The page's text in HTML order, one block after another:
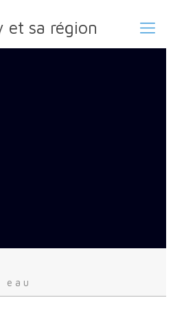
et sa région
eau